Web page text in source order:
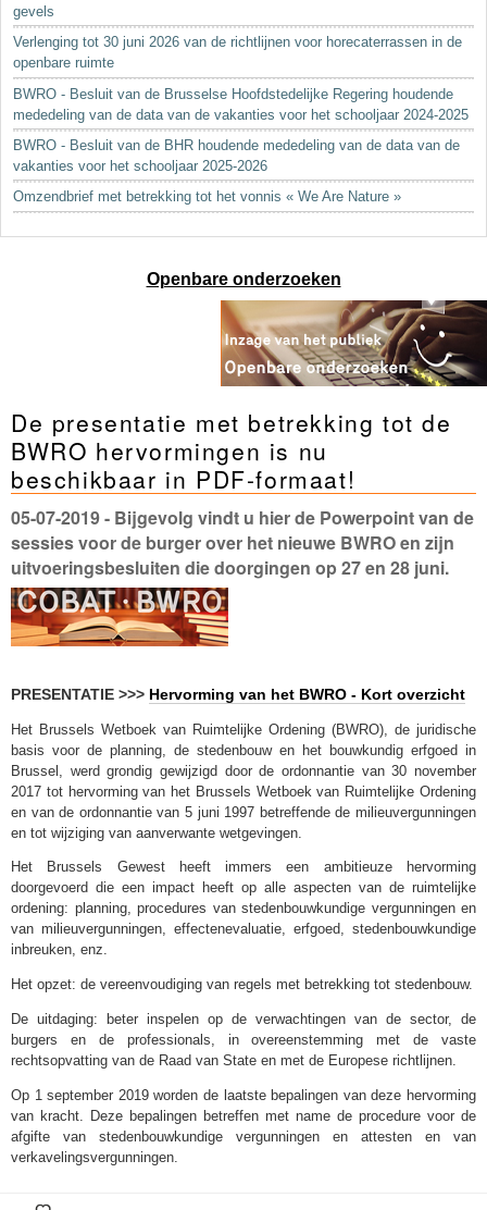
gevels
Verlenging tot 30 juni 2026 van de richtlijnen voor horecaterrassen in de
openbare ruimte
BWRO - Besluit van de Brusselse Hoofdstedelijke Regering houdende
mededeling van de data van de vakanties voor het schooljaar 2024-2025
BWRO - Besluit van de BHR houdende mededeling van de data van de
vakanties voor het schooljaar 2025-2026
Omzendbrief met betrekking tot het vonnis « We Are Nature »
Openbare onderzoeken
De presentatie met betrekking tot de
BWRO hervormingen is nu
beschikbaar in PDF-formaat!
05-07-2019- Bijgevolg vindt u hier de Powerpoint van de
sessies voor de burger over het nieuwe BWRO en zijn
uitvoeringsbesluiten die doorgingen op 27 en 28 juni.
PRESENTATIE >>> Hervorming van het BWRO - Kort overzicht
Het Brussels Wetboek van Ruimtelijke Ordening (BWRO), de juridische
basis voor de planning, de stedenbouw en het bouwkundig erfgoed in
Brussel, werd grondig gewijzigd door de ordonnantie van 30 november
2017 tot hervorming van het Brussels Wetboek van Ruimtelijke Ordening
en van de ordonnantie van 5 juni 1997 betreffende de milieuvergunningen
en tot wijziging van aanverwante wetgevingen.
Het Brussels Gewest heeft immers een ambitieuze hervorming
doorgevoerd die een impact heeft op alle aspecten van de ruimtelijke
ordening: planning, procedures van stedenbouwkundige vergunningen en
van milieuvergunningen, effectenevaluatie, erfgoed, stedenbouwkundige
inbreuken, enz.
Het opzet: de vereenvoudiging van regels met betrekking tot stedenbouw.
De uitdaging: beter inspelen op de verwachtingen van de sector, de
burgers en de professionals, in overeenstemming met de vaste
rechtsopvatting van de Raad van State en met de Europese richtlijnen.
Op 1 september 2019 worden de laatste bepalingen van deze hervorming
van kracht. Deze bepalingen betreffen met name de procedure voor de
afgifte van stedenbouwkundige vergunningen en attesten en van
verkavelingsvergunningen.